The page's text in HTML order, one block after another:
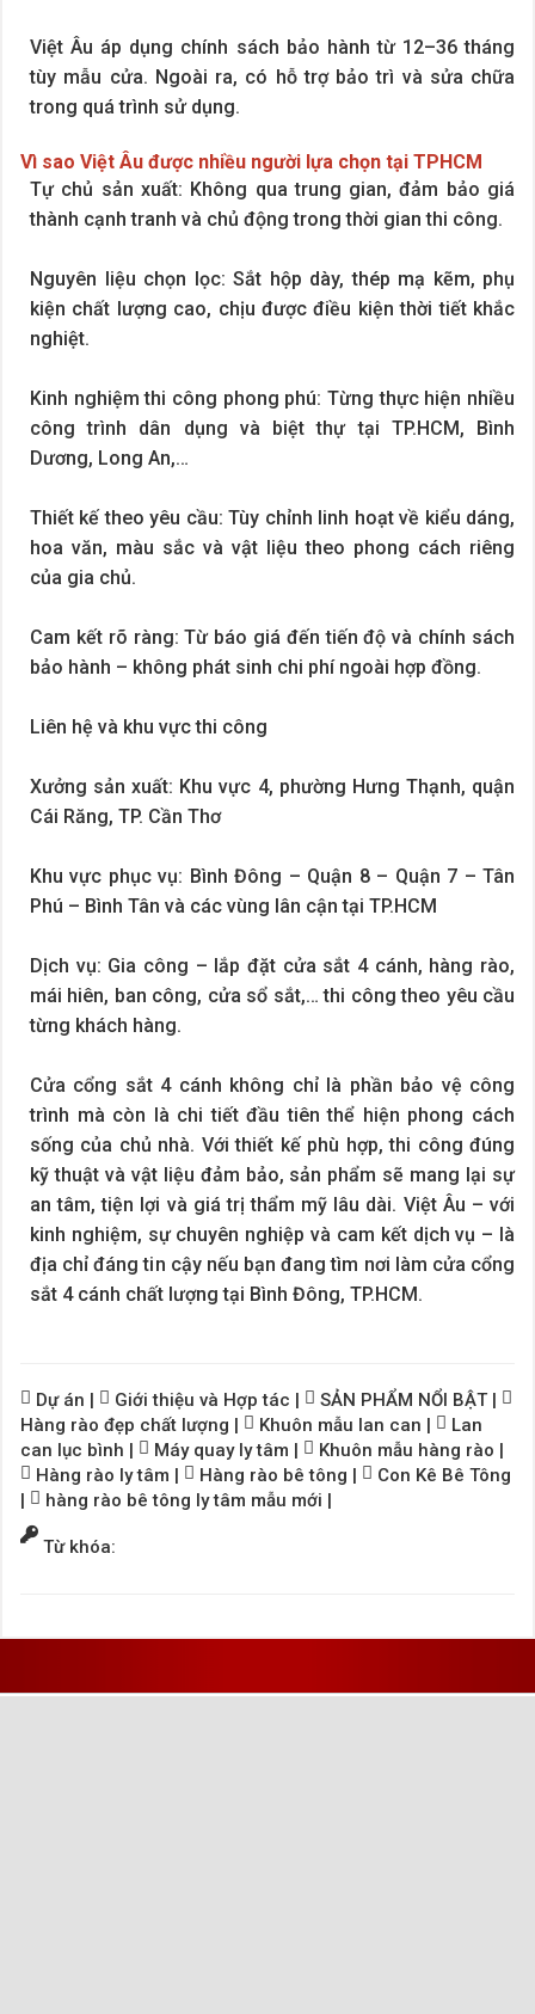
Việt Âu áp dụng chính sách bảo hành từ 12–36 tháng
tùy mẫu cửa. Ngoài ra, có hỗ trợ bảo trì và sửa chữa
trong quá trình sử dụng.
Vì sao Việt Âu được nhiều người lựa chọn tại TPHCM
Tự chủ sản xuất: Không qua trung gian, đảm bảo giá
thành cạnh tranh và chủ động trong thời gian thi công.
Nguyên liệu chọn lọc: Sắt hộp dày, thép mạ kẽm, phụ
kiện chất lượng cao, chịu được điều kiện thời tiết khắc
nghiệt.
Kinh nghiệm thi công phong phú: Từng thực hiện nhiều
công trình dân dụng và biệt thự tại TP.HCM, Bình
Dương, Long An,…
Thiết kế theo yêu cầu: Tùy chỉnh linh hoạt về kiểu dáng,
hoa văn, màu sắc và vật liệu theo phong cách riêng
của gia chủ.
Cam kết rõ ràng: Từ báo giá đến tiến độ và chính sách
bảo hành – không phát sinh chi phí ngoài hợp đồng.
Liên hệ và khu vực thi công
Xưởng sản xuất: Khu vực 4, phường Hưng Thạnh, quận
Cái Răng, TP. Cần Thơ
Khu vực phục vụ: Bình Đông – Quận 8 – Quận 7 – Tân
Phú – Bình Tân và các vùng lân cận tại TP.HCM
Dịch vụ: Gia công – lắp đặt cửa sắt 4 cánh, hàng rào,
mái hiên, ban công, cửa sổ sắt,… thi công theo yêu cầu
từng khách hàng.
Cửa cổng sắt 4 cánh không chỉ là phần bảo vệ công
trình mà còn là chi tiết đầu tiên thể hiện phong cách
sống của chủ nhà. Với thiết kế phù hợp, thi công đúng
kỹ thuật và vật liệu đảm bảo, sản phẩm sẽ mang lại sự
an tâm, tiện lợi và giá trị thẩm mỹ lâu dài. Việt Âu – với
kinh nghiệm, sự chuyên nghiệp và cam kết dịch vụ – là
địa chỉ đáng tin cậy nếu bạn đang tìm nơi làm cửa cổng
sắt 4 cánh chất lượng tại Bình Đông, TP.HCM.
Dự án | Giới thiệu và Hợp tác | SẢN PHẨM NỔI BẬT |
Hàng rào đẹp chất lượng | Khuôn mẫu lan can |
Lan
can lục bình | Máy quay ly tâm | Khuôn mẫu hàng rào |
Hàng rào ly tâm | Hàng rào bê tông |
Con Kê Bê Tông
|
hàng rào bê tông ly tâm mẫu mới |
Từ khóa: